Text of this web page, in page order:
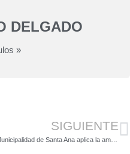
DELGADO
»
SIGUIENTE
Municipalidad de Santa Ana aplica la amnistía tributaria